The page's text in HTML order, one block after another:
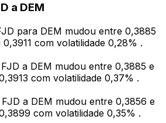
a DEM
para DEM mudou entre 0,3885
com volatilidade 0,28% .
a DEM mudou entre 0,3885 e
com volatilidade 0,37% .
a DEM mudou entre 0,3856 e
com volatilidade 0,35% .